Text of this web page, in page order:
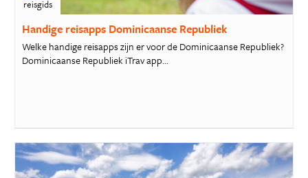
reisgids
Handige reisapps Dominicaanse Republiek
Welke handige reisapps zijn er voor de Dominicaanse Republiek?
Dominicaanse Republiek iTrav app...